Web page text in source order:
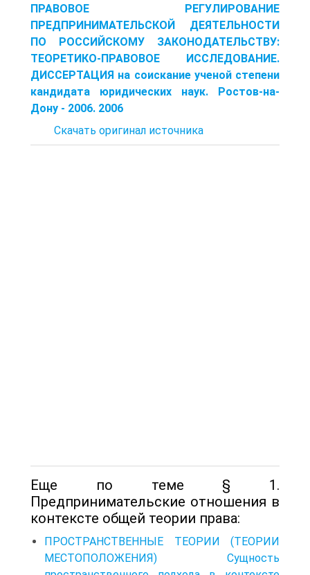
ПРАВОВОЕ РЕГУЛИРОВАНИЕ
ПРЕДПРИНИМАТЕЛЬСКОЙ ДЕЯТЕЛЬНОСТИ
ПО РОССИЙСКОМУ ЗАКОНОДАТЕЛЬСТВУ:
ТЕОРЕТИКО-ПРАВОВОЕ ИССЛЕДОВАНИЕ.
ДИССЕРТАЦИЯ на соискание ученой степени
кандидата юридических наук. Ростов-на-
Дону - 2006. 2006
Скачать оригинал источника
Еще по теме § 1.
Предпринимательские отношения в
контексте общей теории права:
ПРОСТРАНСТВЕННЫЕ ТЕОРИИ (ТЕОРИИ
МЕСТОПОЛОЖЕНИЯ) Сущность